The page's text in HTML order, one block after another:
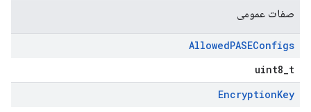
صفات عمومی
AllowedPASEConfigs
uint8_t
EncryptionKey